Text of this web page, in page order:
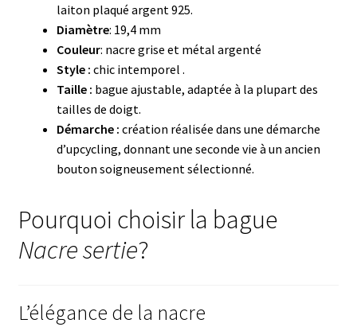
laiton plaqué argent 925.
Diamètre: 19,4 mm
Couleur: nacre grise et métal argenté
Style : chic intemporel .
Taille : bague ajustable, adaptée à la plupart des
tailles de doigt.
Démarche : création réalisée dans une démarche
d’upcycling, donnant une seconde vie à un ancien
bouton soigneusement sélectionné.
Pourquoi choisir la bague
Nacre sertie?
L’élégance de la nacre